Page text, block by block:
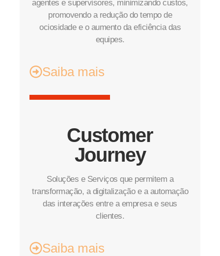
agentes e supervisores, minimizando custos,
promovendo a redução do tempo de
ociosidade e o aumento da eficiência das
equipes.
Saiba mais
Customer
Journey
Soluções e Serviços que permitem a
transformação, a digitalização e a automação
das interações entre a empresa e seus
clientes.
Saiba mais